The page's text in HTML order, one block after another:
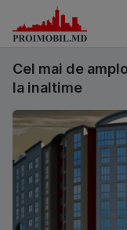
Cel mai de
la inaltime